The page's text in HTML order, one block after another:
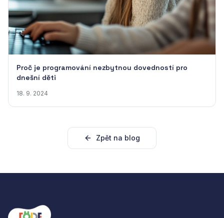
Proč je programování nezbytnou dovedností pro
dnešní děti
18. 9. 2024
Zpět na blog